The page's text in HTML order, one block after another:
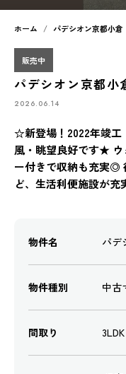
ホーム パデシオン京都小倉
販売中
パデシオン京都小
2026.06.14
☆新登場！2022年竣
風・眺望良好です★ ウ
ー付きで収納も充実◎
ど、生活利便施設が充
物件名 パデ
物件種別 中古
間取り 3LDK